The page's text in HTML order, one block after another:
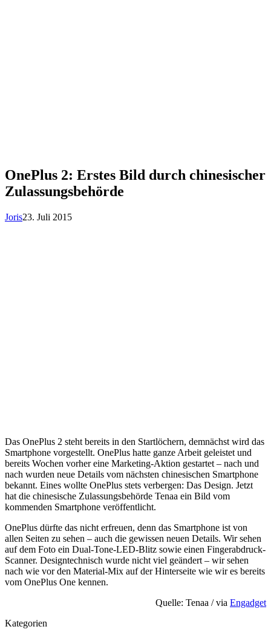
OnePlus 2: Erstes Bild durch chinesischer
Zulassungsbehörde
Joris23. Juli 2015
Das OnePlus 2 steht bereits in den Startlöchern, demnächst wird das
Smartphone vorgestellt. OnePlus hatte ganze Arbeit geleistet und
bereits Wochen vorher eine Marketing-Aktion gestartet – nach und
nach wurden neue Details vom nächsten chinesischen Smartphone
bekannt. Eines wollte OnePlus stets verbergen: Das Design. Jetzt
hat die chinesische Zulassungsbehörde Tenaa ein Bild vom
kommenden Smartphone veröffentlicht.
OnePlus dürfte das nicht erfreuen, denn das Smartphone ist von
allen Seiten zu sehen – auch die gewissen neuen Details. Wir sehen
auf dem Foto ein Dual-Tone-LED-Blitz sowie einen Fingerabdruck-
Scanner. Designtechnisch wurde nicht viel geändert – wir sehen
nach wie vor den Material-Mix auf der Hinterseite wie wir es bereits
vom OnePlus One kennen.
Quelle: Tenaa / via Engadget
Kategorien